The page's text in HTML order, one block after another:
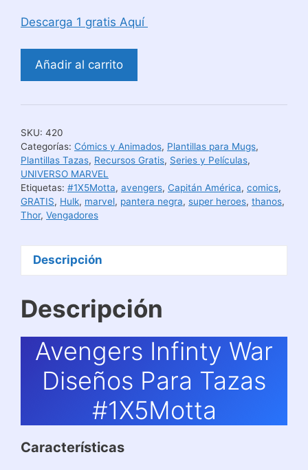
Descarga 1 gratis Aquí
Infinty
Diseños
Tazas
#1X5Motta
cantidad
Añadir al carrito
SKU: 420
Categorías: Cómics y Animados, Plantillas para Mugs,
Plantillas Tazas, Recursos Gratis, Series y Películas,
UNIVERSO MARVEL
Etiquetas: #1X5Motta, avengers, Capitán América, comics,
GRATIS, Hulk, marvel, pantera negra, super heroes, thanos,
Thor, Vengadores
Descripción
Descripción
Avengers Infinty War
Diseños Para Tazas
#1X5Motta
Características